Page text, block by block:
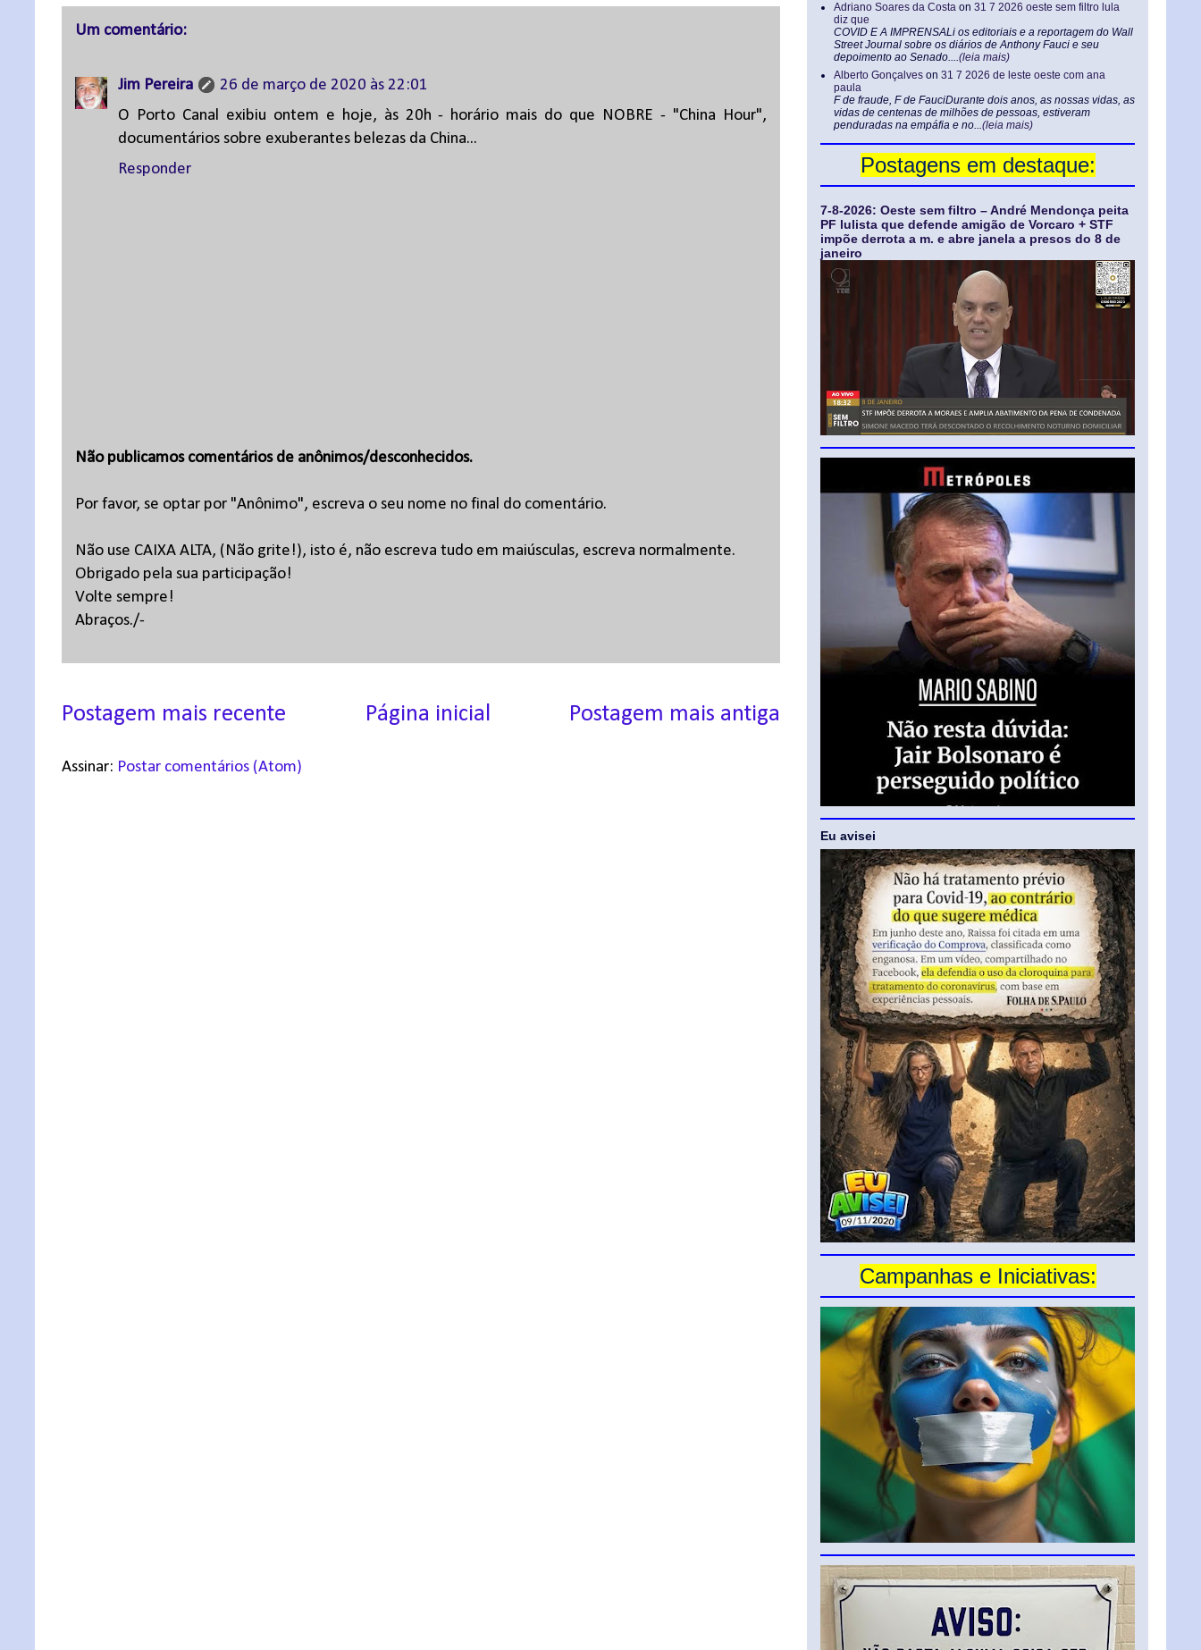
Um comentário:
Jim Pereira
26 de março de 2020 às 22:01
O Porto Canal exibiu ontem e hoje, às 20h - horário mais do que NOBRE - "China Hour",
documentários sobre exuberantes belezas da China...
Responder
Não publicamos comentários de anônimos/desconhecidos.
Por favor, se optar por "Anônimo", escreva o seu nome no final do comentário.
Não use CAIXA ALTA, (Não grite!), isto é, não escreva tudo em maiúsculas, escreva normalmente.
Obrigado pela sua participação!
Volte sempre!
Abraços./-
Postagem mais recente Postagem mais antiga
Página inicial
Assinar: Postar comentários (Atom)
Adriano Soares da Costa on 31 7 2026 oeste sem filtro lula
diz que
COVID E A IMPRENSALi os editoriais e a reportagem do Wall
Street Journal sobre os diários de Anthony Fauci e seu
depoimento ao Senado....(leia mais)
Alberto Gonçalves on 31 7 2026 de leste oeste com ana
paula
F de fraude, F de FauciDurante dois anos, as nossas vidas, as
vidas de centenas de milhões de pessoas, estiveram
penduradas na empáfia e no...(leia mais)
Postagens em destaque:
7-8-2026: Oeste sem filtro – André Mendonça peita
PF lulista que defende amigão de Vorcaro + STF
impõe derrota a m. e abre janela a presos do 8 de
janeiro
Eu avisei
Campanhas e Iniciativas: